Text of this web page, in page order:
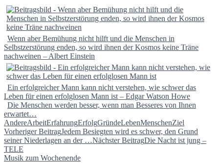
Wenn aber Bemühung nicht hilft und die Menschen in
Selbstzerstörung enden, so wird ihnen der Kosmos keine Träne
nachweinen – Albert Einstein
Ein erfolgreicher Mann kann nicht verstehen, wie schwer das
Leben für einen erfolglosen Mann ist – Edgar Watson Howe
Die Menschen werden besser, wenn man Besseres von Ihnen
erwartet…
AndereArbeitErfahrungErfolgGründeLebenMenschenZiel
Beitragsnavigation
Vorheriger BeitragJedem Besiegten wird es schwer, den Grund
seiner Niederlagen an der …Nächster BeitragDie Nacht ist jung –
TELE
Musik zum Wochenende